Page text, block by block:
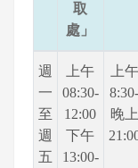
取
處」
週
一
至
週
五
上午
08:30-
12:00
下午
13:00-
上午
8:30-
晚上